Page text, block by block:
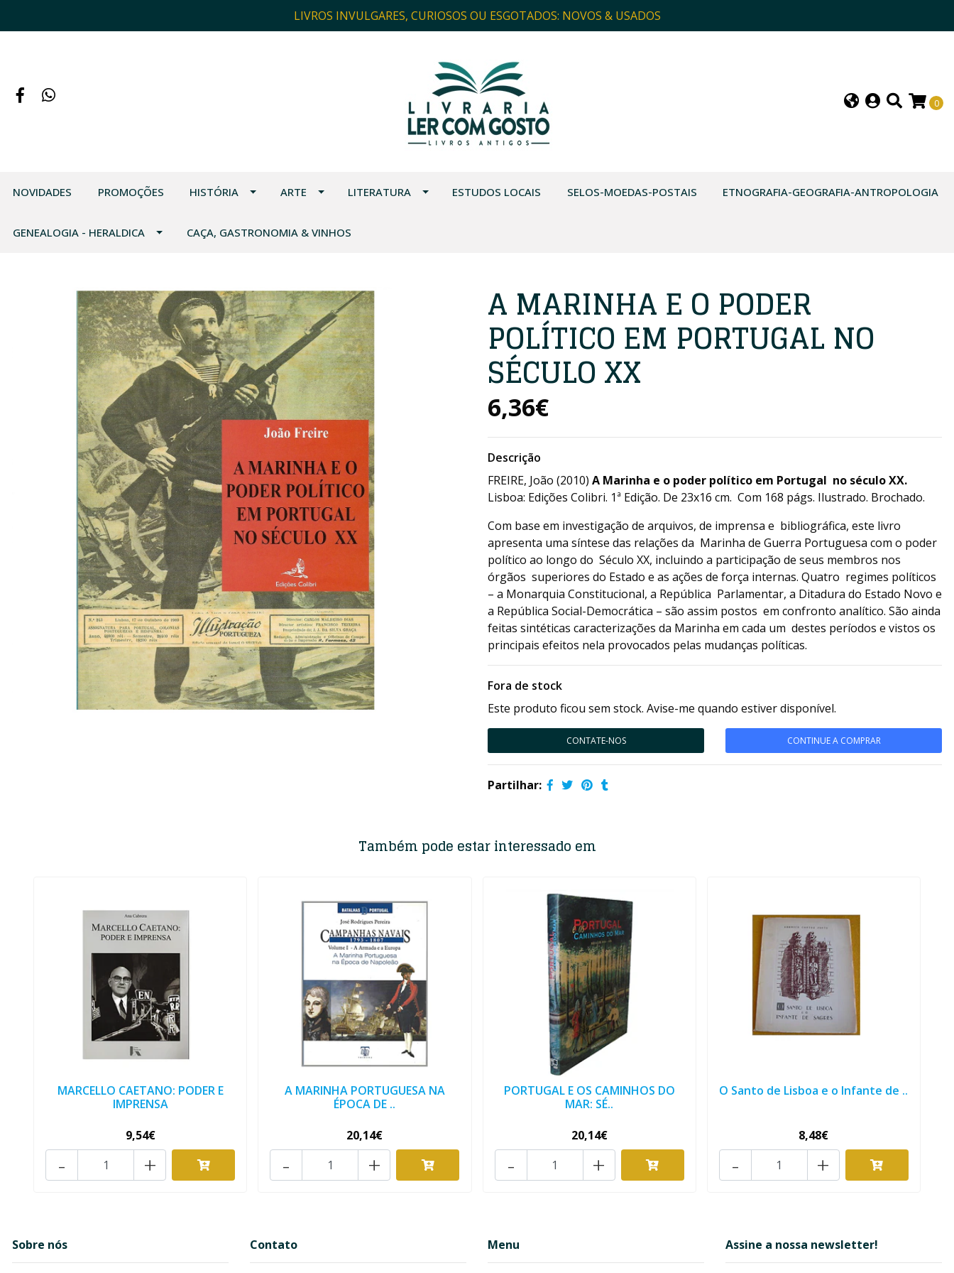
LIVROS INVULGARES, CURIOSOS OU ESGOTADOS: NOVOS & USADOS
0
NOVIDADES PROMOÇÕES HISTÓRIA ARTE LITERATURA ESTUDOS LOCAIS SELOS-MOEDAS-POSTAIS ETNOGRAFIA-GEOGRAFIA-ANTROPOLOGIA
GENEALOGIA - HERALDICA CAÇA, GASTRONOMIA & VINHOS
A MARINHA E O PODER
POLÍTICO EM PORTUGAL NO
SÉCULO XX
6,36€
Descrição
FREIRE, João (2010) A Marinha e o poder político em Portugal no século XX.
Lisboa: Edições Colibri. 1ª Edição. De 23x16 cm. Com 168 págs. Ilustrado. Brochado.
Com base em investigação de arquivos, de imprensa e bibliográfica, este livro
apresenta uma síntese das relações da Marinha de Guerra Portuguesa com o poder
político ao longo do Século XX, incluindo a participação de seus membros nos
órgãos superiores do Estado e as ações de força internas. Quatro regimes políticos
– a Monarquia Constitucional, a República Parlamentar, a Ditadura do Estado Novo e
a República Social-Democrática – são assim postos em confronto analítico. São ainda
feitas sintéticas caracterizações da Marinha em cada um destes períodos e vistos os
principais efeitos nela provocados pelas mudanças políticas.
Fora de stock
Este produto ficou sem stock. Avise-me quando estiver disponível.
CONTATE-NOS CONTINUE A COMPRAR
Partilhar:
Também pode estar interessado em
MARCELLO CAETANO: PODER E
IMPRENSA
9,54€
+
-
A MARINHA PORTUGUESA NA
ÉPOCA DE ..
20,14€
+
-
PORTUGAL E OS CAMINHOS DO
MAR: SÉ..
20,14€
+
-
O Santo de Lisboa e o Infante de ..
8,48€
+
-
Sobre nós Contato Menu Assine a nossa newsletter!